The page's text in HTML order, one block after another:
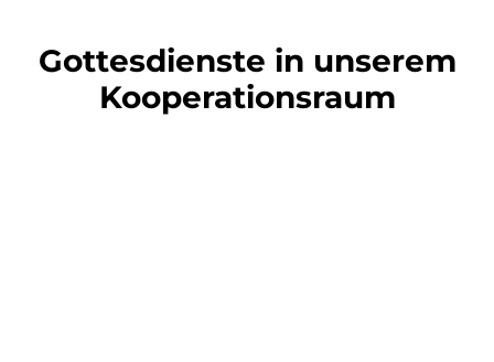
Gottesdienste in unserem
Kooperationsraum